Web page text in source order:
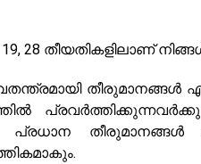
28 തീയതികളിലാണ്
തീരുമാനങ്ങൾ
തീരുമാനങ്ങൾ